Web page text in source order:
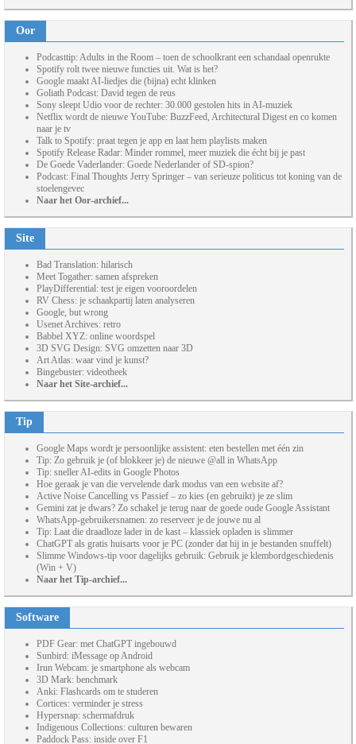
Oor
Podcasttip: Adults in the Room – toen de schoolkrant een schandaal openrukte
Spotify rolt twee nieuwe functies uit. Wat is het?
Google maakt AI-liedjes die (bijna) echt klinken
Goliath Podcast: David tegen de reus
Sony sleept Udio voor de rechter: 30.000 gestolen hits in AI-muziek
Netflix wordt de nieuwe YouTube: BuzzFeed, Architectural Digest en co komen
naar je tv
Talk to Spotify: praat tegen je app en laat hem playlists maken
Spotify Release Radar: Minder rommel, meer muziek die écht bij je past
De Goede Vaderlander: Goede Nederlander of SD-spion?
Podcast: Final Thoughts Jerry Springer – van serieuze politicus tot koning van de
stoelengevec
Naar het Oor-archief...
Site
Bad Translation: hilarisch
Meet Togather: samen afspreken
PlayDifferential: test je eigen vooroordelen
RV Chess: je schaakpartij laten analyseren
Google, but wrong
Usenet Archives: retro
Babbel XYZ: online woordspel
3D SVG Design: SVG omzetten naar 3D
Art Atlas: waar vind je kunst?
Bingebuster: videotheek
Naar het Site-archief...
Tip
Google Maps wordt je persoonlijke assistent: eten bestellen met één zin
Tip: Zo gebruik je (of blokkeer je) de nieuwe @all in WhatsApp
Tip: sneller AI-edits in Google Photos
Hoe geraak je van die vervelende dark modus van een website af?
Active Noise Cancelling vs Passief – zo kies (en gebruikt) je ze slim
Gemini zat je dwars? Zo schakel je terug naar de goede oude Google Assistant
WhatsApp-gebruikersnamen: zo reserveer je de jouwe nu al
Tip: Laat die draadloze lader in de kast – klassiek opladen is slimmer
ChatGPT als gratis huisarts voor je PC (zonder dat hij in je bestanden snuffelt)
Slimme Windows-tip voor dagelijks gebruik: Gebruik je klembordgeschiedenis
(Win + V)
Naar het Tip-archief...
Software
PDF Gear: met ChatGPT ingebouwd
Sunbird: iMessage op Android
Irun Webcam: je smartphone als webcam
3D Mark: benchmark
Anki: Flashcards om te studeren
Cortices: verminder je stress
Hypersnap: schermafdruk
Indigenous Collections: culturen bewaren
Paddock Pass: inside over F1